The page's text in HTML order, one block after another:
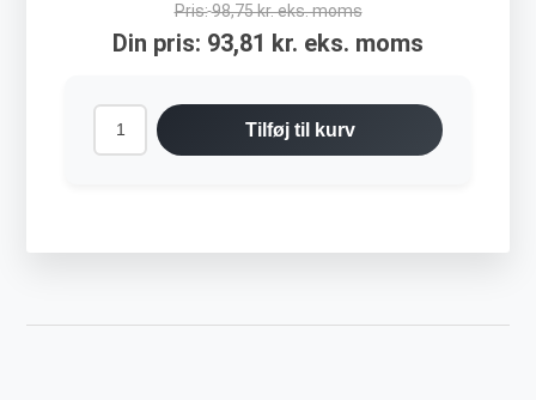
Pris:98,75 kr. eks. moms
Din pris: 93,81 kr. eks. moms
Tilføj til kurv